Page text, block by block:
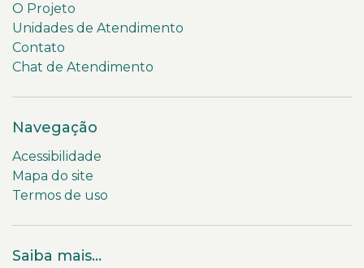
O Projeto
Unidades de Atendimento
Contato
Chat de Atendimento
Navegação
Acessibilidade
Mapa do site
Termos de uso
Saiba mais...